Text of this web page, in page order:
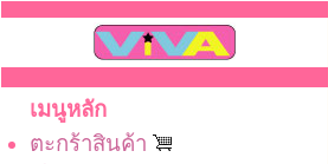
เมนูหลัก
ตะกร้าสินค้า